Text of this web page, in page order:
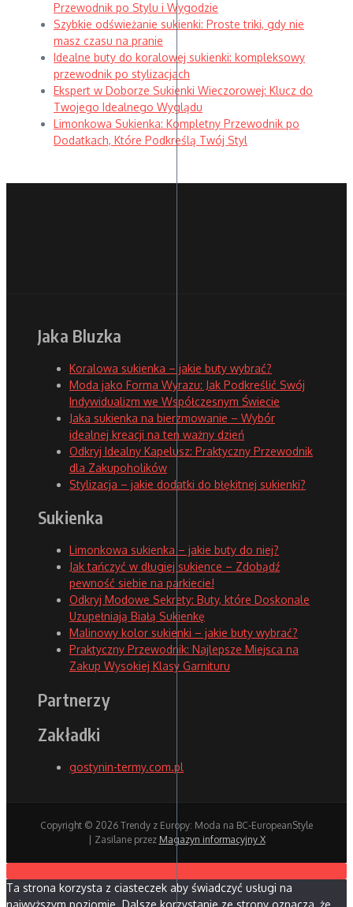
Przewodnik po Stylu i Wygodzie
Szybkie odświeżanie sukienki: Proste triki, gdy nie
masz czasu na pranie
Idealne buty do koralowej sukienki: kompleksowy
przewodnik po stylizacjach
Ekspert w Doborze Sukienki Wieczorowej: Klucz do
Twojego Idealnego Wyglądu
Limonkowa Sukienka: Kompletny Przewodnik po
Dodatkach, Które Podkreślą Twój Styl
Jaka Bluzka
Koralowa sukienka – jakie buty wybrać?
Moda jako Forma Wyrazu: Jak Podkreślić Swój
Indywidualizm we Współczesnym Świecie
Jaka sukienka na bierzmowanie – Wybór
idealnej kreacji na ten ważny dzień
Odkryj Idealny Kapelusz: Praktyczny Przewodnik
dla Zakupoholików
Stylizacja – jakie dodatki do błękitnej sukienki?
Sukienka
Limonkowa sukienka – jakie buty do niej?
Jak tańczyć w długiej sukience – Zdobądź
pewność siebie na parkiecie!
Odkryj Modowe Sekrety: Buty, które Doskonale
Uzupełniają Białą Sukienkę
Malinowy kolor sukienki – jakie buty wybrać?
Praktyczny Przewodnik: Najlepsze Miejsca na
Zakup Wysokiej Klasy Garnituru
Partnerzy
Zakładki
gostynin-termy.com.pl
Copyright © 2026 Trendy z Europy: Moda na BC-EuropeanStyle
| Zasilane przez Magazyn informacyjny X
Ta strona korzysta z ciasteczek aby świadczyć usługi na